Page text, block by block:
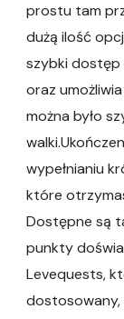
prostu tam
dużą ilość
szybki dostęp
oraz
można było
wypełnianiu
które
Dostępne są
punkty
Levequests,
dostosowany,